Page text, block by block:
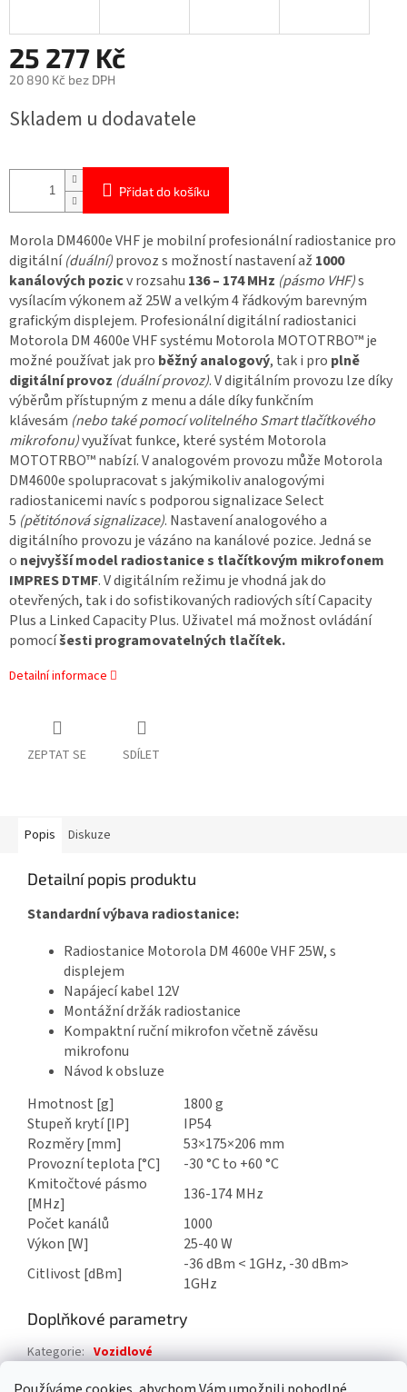
25 277 Kč
20 890 Kč bez DPH
cena:
Skladem u dodavatele
Přidat do košíku
Morola DM4600e VHF je mobilní profesionální radiostanice pro
digitální(duální)provoz s možností nastavení až 1000
kanálových pozicv rozsahu 136 – 174 MHz (pásmo VHF)s
vysílacím výkonem až 25W a velkým 4 řádkovým barevným
grafickým displejem. Profesionální digitální radiostanici
Motorola DM 4600e VHF systému Motorola MOTOTRBO™ je
možné používat jak pro běžný analogový, tak i pro plně
digitální provoz (duální provoz). V digitálním provozu lze díky
výběrům přístupným z menu a dále díky funkčním
klávesám (nebo také pomocí volitelného Smart tlačítkového
mikrofonu)využívat funkce, které systém Motorola
MOTOTRBO™ nabízí. V analogovém provozu může Motorola
DM4600e spolupracovat s jakýmikoliv analogovými
radiostanicemi navíc s podporou signalizace Select
5 (pětitónová signalizace). Nastavení analogového a
digitálního provozu je vázáno na kanálové pozice. Jedná se
o nejvyšší model radiostanice s tlačítkovým mikrofonem
IMPRES DTMF. V digitálním režimu je vhodná jak do
otevřených, tak i do sofistikovaných radiových sítí Capacity
Plus a Linked Capacity Plus. Uživatel má možnost ovládání
pomocíšesti programovatelných tlačítek.
Detailní informace
ZEPTAT SE SDÍLET
Popis Diskuze
Detailní popis produktu
Standardní výbava radiostanice:
Radiostanice Motorola DM 4600e VHF 25W, s
displejem
Napájecí kabel 12V
Montážní držák radiostanice
Kompaktní ruční mikrofon včetně závěsu
mikrofonu
Návod k obsluze
Hmotnost [g]
1800 g
Stupeň krytí [IP]
IP54
Rozměry [mm]
53×175×206 mm
Provozní teplota [°C]
-30 °C to +60 °C
Kmitočtové pásmo
[MHz]
136-174 MHz
Počet kanálů
1000
Výkon [W]
25-40 W
Citlivost [dBm]
-36 dBm < 1GHz, -30 dBm>
1GHz
Doplňkové parametry
Kategorie: Vozidlové